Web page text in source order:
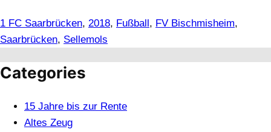
1 FC Saarbrücken, 2018, Fußball, FV Bischmisheim
Saarbrücken, Sellemols
Categories
15 Jahre bis zur Rente
Altes Zeug